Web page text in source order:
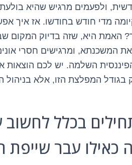
ולפעמים מרגיש שהיא
מדי חודש בחודשו. אז איך
האמת היא, שזה בדיוק המקום
המשכנתא, ומרגישים חסרי
השלמה. יש לכם הוצאות
המפלצת הזו, אלא בניהול
בכלל לחשוב
עבר שייפת